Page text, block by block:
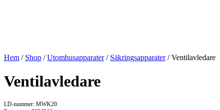
Hem / Shop /Utomhusapparater/ Säkringsapparater/ Ventilavledare
Ventilavledare
LD-nummer: MWK20